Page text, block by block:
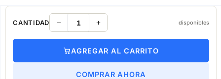
CANTIDAD disponibles
AGREGAR AL CARRITO
COMPRAR AHORA